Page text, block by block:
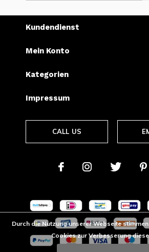
Kundendienst
Mein Konto
Kategorien
Impressum
CALL US
Durch die Nutzung unserer Webseite
Cookies zur Verbesserung